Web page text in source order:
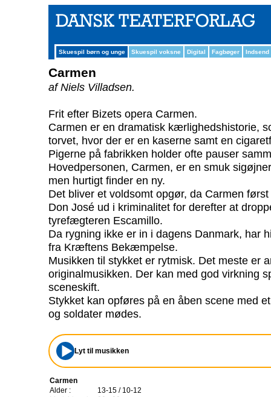
Skuespil børn og unge Skuespil voksne Digital Fagbøger Indsend
Carmen
af Niels Villadsen.
Frit efter Bizets opera Carmen.
Carmen er en dramatisk kærlighedshistorie,
torvet, hvor der er en kaserne samt en
Pigerne på fabrikken holder ofte pauser
Hovedpersonen, Carmen, er en smuk
men hurtigt finder en ny.
Det bliver et voldsomt opgør, da Carmen
Don José ud i kriminalitet for derefter at
tyrefægteren Escamillo.
Da rygning ikke er in i dagens Danmark, har
fra Kræftens Bekæmpelse.
Musikken til stykket er rytmisk. Det meste er
originalmusikken. Der kan med god virkning
sceneskift.
Stykket kan opføres på en åben scene med
og soldater mødes.
Lyt til musikken
Carmen
Alder :
13-15 / 10-12